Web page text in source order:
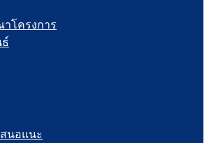
โครงการ
นอแนะ